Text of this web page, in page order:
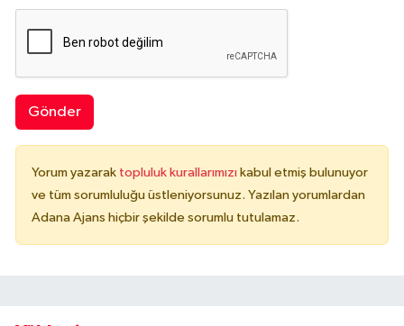
Gönder
Yorum yazarak topluluk kurallarımızı kabul etmiş bulunuyor
ve tüm sorumluluğu üstleniyorsunuz. Yazılan yorumlardan
Adana Ajans hiçbir şekilde sorumlu tutulamaz.